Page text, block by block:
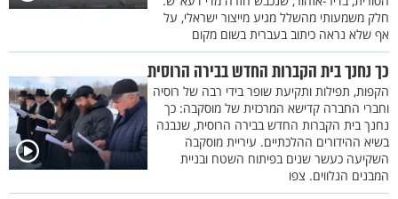
חלק משמעותי מהשלל מגיע מייצור ישראלי, על
אף שלא נראה כיתוב בעברית בשום מקום
כך נחנך בית הקברות החדש בבירה הרוסית
הקפות, תפילות ותקיעת שופר בידי רבה של רוסיה
וחברי החברה קדישא המרכזית של מוסקבה: כך
נחנך בית הקברות החדש בבירה הרוסית, שנבנה
בשיא ההידורים ההלכתיים. עיריית מוסקבה
השקיעה כעשר שנים בפיתוח השטח ובניית
המבנים הנלווים. צפו